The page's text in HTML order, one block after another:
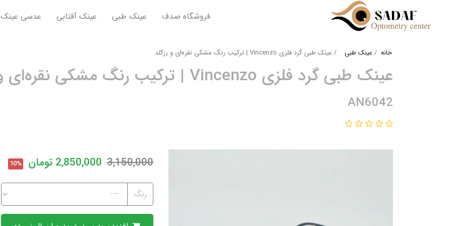
فروشگاه صدف عینک طبی عینک آفتابی عدسی عینک
خانه عینک طبی عینک طبی گرد فلزی Vincenzo | ترکیب رنگ مشکی نقره‌ای و رزگلد
عینک طبی گرد فلزی Vincenzo | ترکیب رنگ مشکی نقره‌ای و رزگلد
AN6042
3,150,000
2,850,000 تومان 10%
رنگ